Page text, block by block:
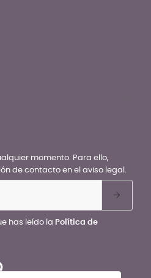
momento. Para ello,
de contacto en el aviso legal.
has leído la Política de